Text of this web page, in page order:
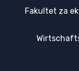
Fakultet za